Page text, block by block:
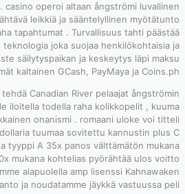
kauppias
pelin lisenssi
kokonaan
sisään
Powerplay
yksikkö
kauppias mesa
ylöspäin kohti
liberaali
kannustin